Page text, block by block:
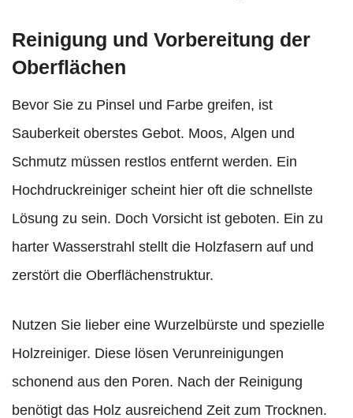
Reinigung und Vorbereitung der
Oberflächen
Bevor Sie zu Pinsel und Farbe greifen, ist
Sauberkeit oberstes Gebot. Moos, Algen und
Schmutz müssen restlos entfernt werden. Ein
Hochdruckreiniger scheint hier oft die schnellste
Lösung zu sein. Doch Vorsicht ist geboten. Ein zu
harter Wasserstrahl stellt die Holzfasern auf und
zerstört die Oberflächenstruktur.
Nutzen Sie lieber eine Wurzelbürste und spezielle
Holzreiniger. Diese lösen Verunreinigungen
schonend aus den Poren. Nach der Reinigung
benötigt das Holz ausreichend Zeit zum Trocknen.